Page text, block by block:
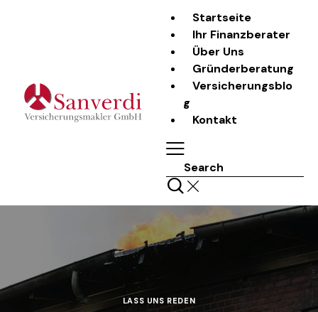
Startseite
Ihr Finanzberater
Über Uns
Gründerberatung
Versicherungsblo
g
Kontakt
Search
LASS UNS REDEN